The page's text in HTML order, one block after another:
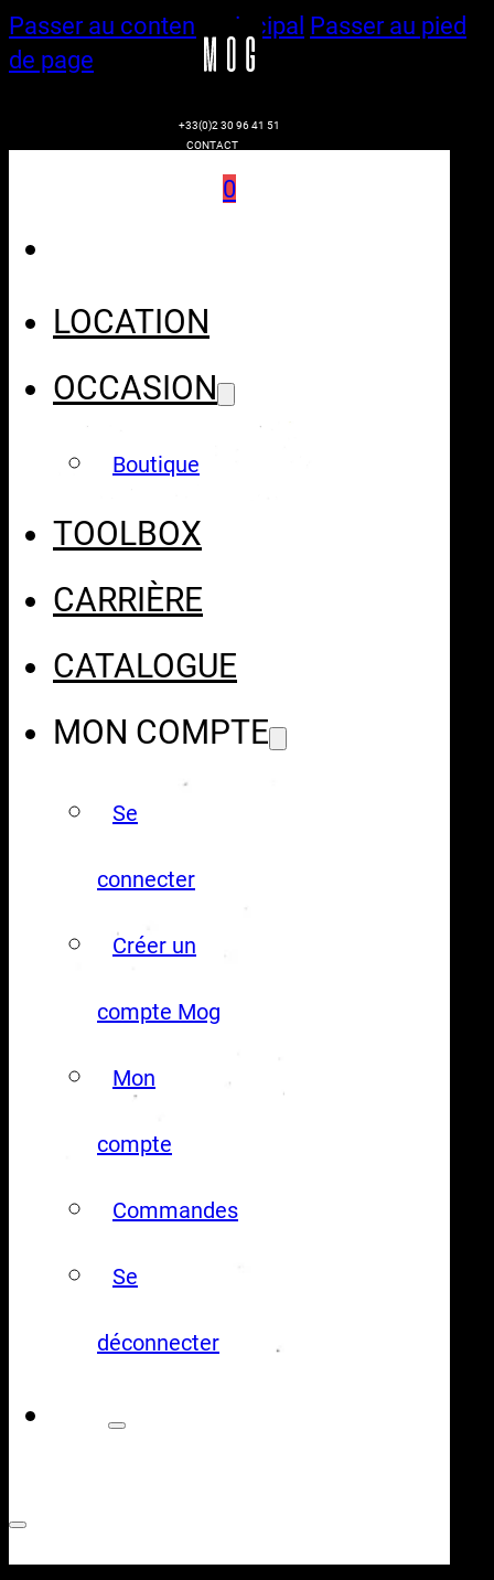
Passer au contenu principal Passer au pied
de page
+33(0)2 30 96 41 51
CONTACT
0
LOCATION
OCCASION
Boutique
TOOLBOX
CARRIÈRE
CATALOGUE
MON COMPTE
Se
connecter
Créer un
compte Mog
Mon
compte
Commandes
Se
déconnecter